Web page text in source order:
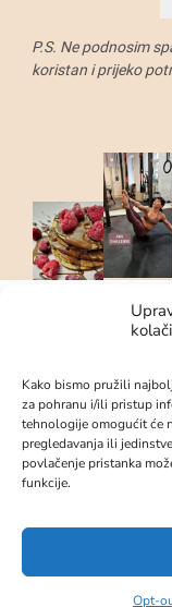
Kako bismo pružili
za pohranu i/ili pristup
tehnologije omogućit će
pregledavanja ili
povlačenje pristanka
funkcije.
Opt-
P.S. Ne podnosim
koristan i prijeko
pridržana.
Politika